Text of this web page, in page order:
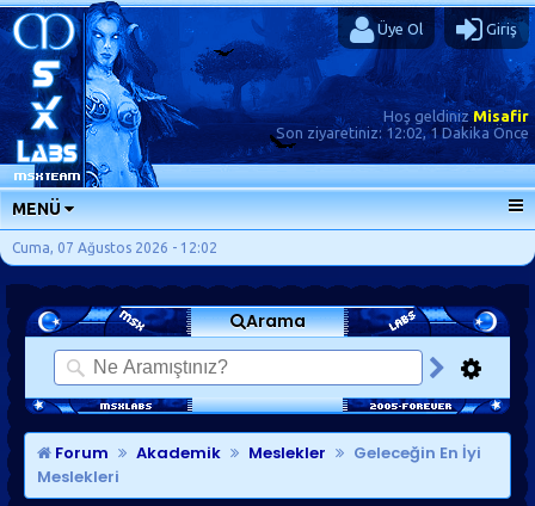
Üye Ol Giriş
Hoş geldinizMisafir
Son ziyaretiniz: 12:02, 1 Dakika Önce
MENÜ
ANA SAYFA
FORUMLAR
SORU-CEVAP
GÜNLÜKLER
SON MESAJLAR
KISAYOLLAR
Cuma, 07 Ağustos 2026 - 12:02
Arama
Forum Akademik Meslekler
Geleceğin En İyi
Meslekleri